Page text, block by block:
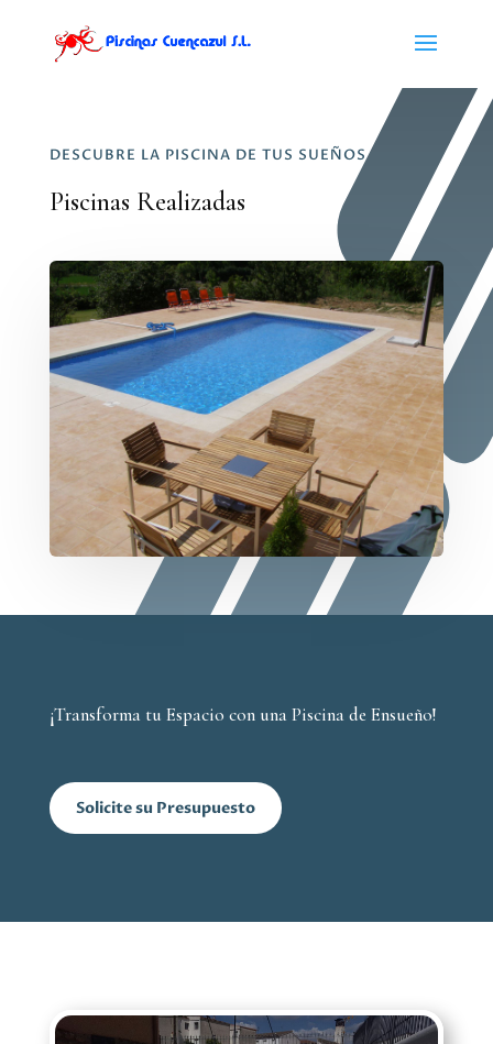
DESCUBRE LA PISCINA DE TUS SUEÑOS
Piscinas Realizadas
¡Transforma tu Espacio con una Piscina de Ensueño!
Solicite su Presupuesto